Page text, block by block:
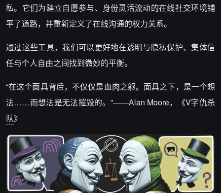
私。它们为建立自愿参与、身份灵活流动的在线社交环境铺
平了道路，并重新定义了在线沟通的权力关系。
通过这些工具，我们可以更好地在透明与隐私保护、集体信
任与个人自由之间找到微妙的平衡。
“在这个面具背后，不仅仅是血肉之躯。面具之下，是一个想
法……而想法是无法摧毁的。”——Alan Moore，《V字仇杀
队》